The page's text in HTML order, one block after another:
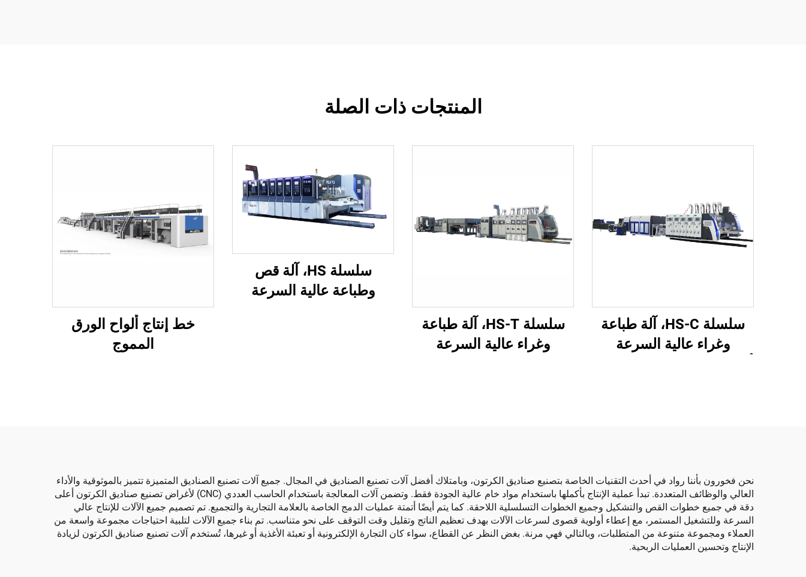
المنتجات ذات الصلة
سلسلة HS-C، آلة طباعة
وغراء عالية السرعة
سلسلة HS-T، آلة طباعة
وغراء عالية السرعة
سلسلة HS، آلة قص
وطباعة عالية السرعة
خط إنتاج ألواح الورق
المموج
نحن فخورون بأننا رواد في أحدث التقنيات الخاصة بتصنيع صناديق الكرتون، وبامتلاك أفضل آلات تصنيع الصناديق في المجال. جميع آلات تصنيع الصناديق المتميزة تتميز بالموثوقية والأداء
العالي والوظائف المتعددة. تبدأ عملية الإنتاج بأكملها باستخدام مواد خام عالية الجودة فقط. وتضمن آلات المعالجة باستخدام الحاسب العددي (CNC) لأغراض تصنيع صناديق الكرتون أعلى
دقة في جميع خطوات القص والتشكيل وجميع الخطوات التسلسلية اللاحقة. كما يتم أيضًا أتمتة عمليات الدمج الخاصة بالعلامة التجارية والتجميع. تم تصميم جميع الآلات للإنتاج عالي
السرعة وللتشغيل المستمر، مع إعطاء أولوية قصوى لسرعات الآلات بهدف تعظيم الناتج وتقليل وقت التوقف على نحو متناسب. تم بناء جميع الآلات لتلبية احتياجات مجموعة واسعة من
العملاء ومجموعة متنوعة من المتطلبات، وبالتالي فهي مرنة. بغض النظر عن القطاع، سواء كان التجارة الإلكترونية أو تعبئة الأغذية أو غيرها، تُستخدم آلات تصنيع صناديق الكرتون لزيادة
الإنتاج وتحسين العمليات الربحية.